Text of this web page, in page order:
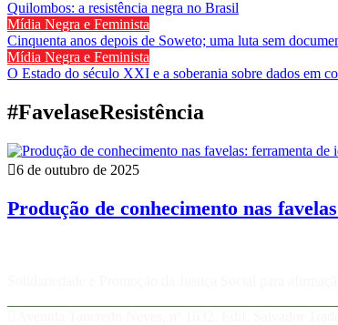
Quilombos: a resistência negra no Brasil
Mídia Negra e Feminista
Cinquenta anos depois de Soweto; uma luta sem
Mídia Negra e Feminista
O Estado do século XXI e a soberania sobre dados em
#FavelaseResistência
6 de outubro de 2025
Produção de conhecimento nas